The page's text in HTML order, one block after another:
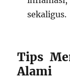
sekaligus.
Tips
Alami